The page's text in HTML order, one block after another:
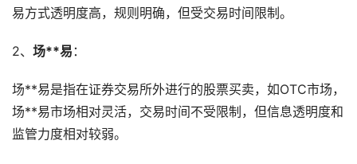
易方式透明度高，规则明确，但受交易时间限制。
2、 场**易 ：
场**易是指在证券交易所外进行的股票买卖，如OTC市场，
场**易市场相对灵活，交易时间不受限制，但信息透明度和
监管力度相对较弱。